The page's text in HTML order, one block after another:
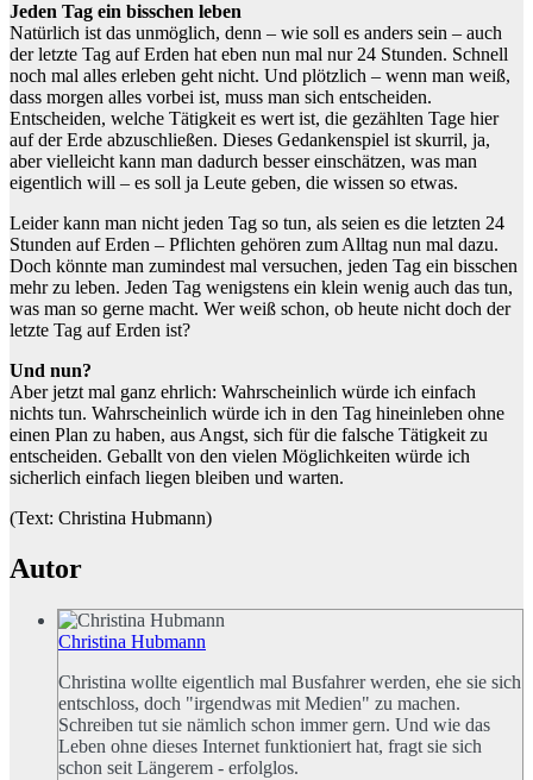
Jeden Tag ein bisschen leben
Natürlich ist das unmöglich, denn – wie soll es anders sein – auch
der letzte Tag auf Erden hat eben nun mal nur 24 Stunden. Schnell
noch mal alles erleben geht nicht. Und plötzlich – wenn man weiß,
dass morgen alles vorbei ist, muss man sich entscheiden.
Entscheiden, welche Tätigkeit es wert ist, die gezählten Tage hier
auf der Erde abzuschließen. Dieses Gedankenspiel ist skurril, ja,
aber vielleicht kann man dadurch besser einschätzen, was man
eigentlich will – es soll ja Leute geben, die wissen so etwas.
Leider kann man nicht jeden Tag so tun, als seien es die letzten 24
Stunden auf Erden – Pflichten gehören zum Alltag nun mal dazu.
Doch könnte man zumindest mal versuchen, jeden Tag ein bisschen
mehr zu leben. Jeden Tag wenigstens ein klein wenig auch das tun,
was man so gerne macht. Wer weiß schon, ob heute nicht doch der
letzte Tag auf Erden ist?
Und nun?
Aber jetzt mal ganz ehrlich: Wahrscheinlich würde ich einfach
nichts tun. Wahrscheinlich würde ich in den Tag hineinleben ohne
einen Plan zu haben, aus Angst, sich für die falsche Tätigkeit zu
entscheiden. Geballt von den vielen Möglichkeiten würde ich
sicherlich einfach liegen bleiben und warten.
(Text: Christina Hubmann)
Autor
Christina Hubmann
Christina wollte eigentlich mal Busfahrer werden, ehe sie sich
entschloss, doch "irgendwas mit Medien" zu machen.
Schreiben tut sie nämlich schon immer gern. Und wie das
Leben ohne dieses Internet funktioniert hat, fragt sie sich
schon seit Längerem - erfolglos.